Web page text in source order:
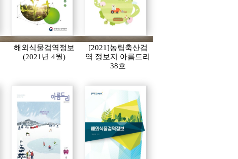
해외식물검역정보
(2021년 4월)
[2021]농림축산검
역 정보지 아름드리
38호